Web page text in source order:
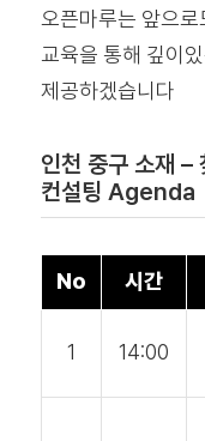
오픈마루는 앞으
교육을 통해 깊이
제공하겠습니다
인천 중구 소재 –
컨설팅 Agenda
No 시간
1 14:00